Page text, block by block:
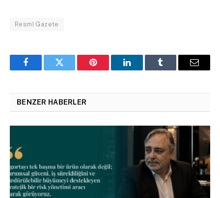
Resmî Gazete
FacebookTwitter Pinterest LinkedInTumblr Email
BENZER HABERLER